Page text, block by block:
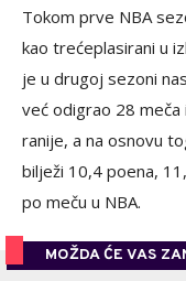
Tokom prve NBA
kao trećeplasirani u
je u drugoj sezoni
već odigrao 28 meča
ranije, a na osnovu
bilježi 10,4 poena,
po meču u NBA.
MOŽDA ĆE VAS